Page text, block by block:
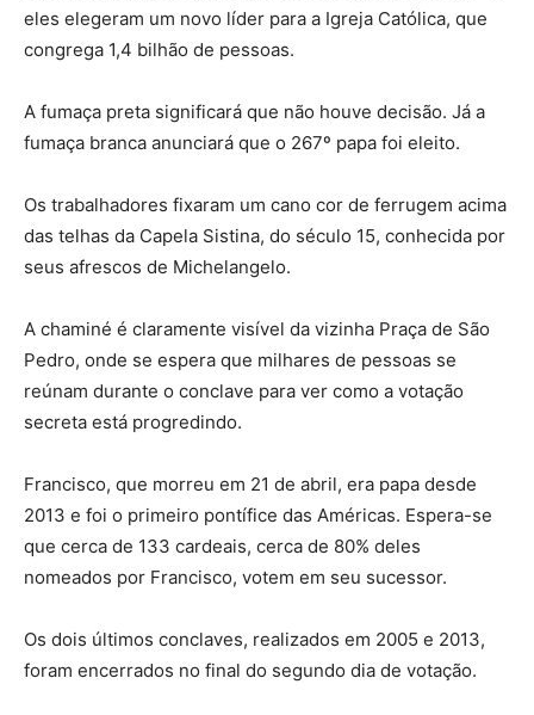
eles elegeram um novo líder para a Igreja Católica, que
congrega 1,4 bilhão de pessoas.
A fumaça preta significará que não houve decisão. Já a
fumaça branca anunciará que o 267º papa foi eleito.
Os trabalhadores fixaram um cano cor de ferrugem acima
das telhas da Capela Sistina, do século 15, conhecida por
seus afrescos de Michelangelo.
A chaminé é claramente visível da vizinha Praça de São
Pedro, onde se espera que milhares de pessoas se
reúnam durante o conclave para ver como a votação
secreta está progredindo.
Francisco, que morreu em 21 de abril, era papa desde
2013 e foi o primeiro pontífice das Américas. Espera-se
que cerca de 133 cardeais, cerca de 80% deles
nomeados por Francisco, votem em seu sucessor.
Os dois últimos conclaves, realizados em 2005 e 2013,
foram encerrados no final do segundo dia de votação.